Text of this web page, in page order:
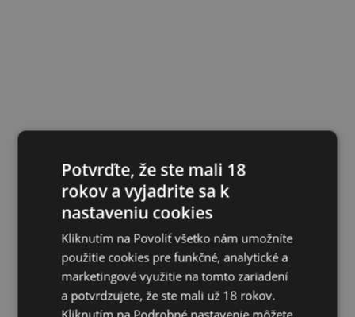
Potvrďte, že ste mali 18
rokov a vyjadrite sa k
nastaveniu cookies
Kliknutím na Povoliť všetko nám umožníte
použitie cookies pre funkčné, analytické a
marketingové využitie na tomto zariadení
a potvrdzujete, že ste mali už 18 rokov.